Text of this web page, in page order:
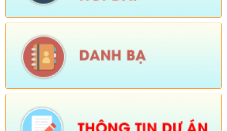
San năm 2025 thuộc Chương trình MTQG phát triển kinh tế xã
2025)
Ngày ban hành: (26/08/2025)